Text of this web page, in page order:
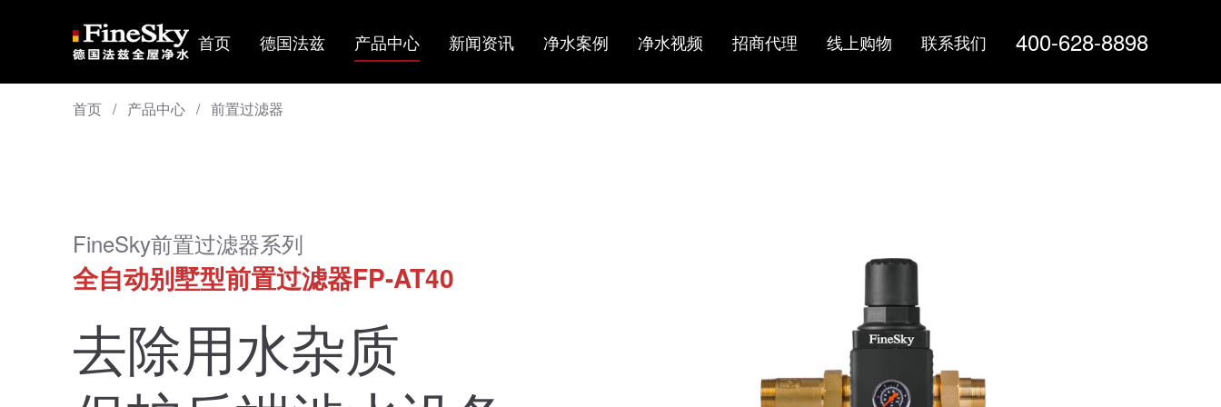
首页 德国法兹 产品中心 新闻资讯 净水案例 净水视频 招商代理 线上购物 联系我们 400-628-8898
首页 / 产品中心 / 前置过滤器
FineSky前置过滤器系列
全自动别墅型前置过滤器FP-AT40
去除用水杂质